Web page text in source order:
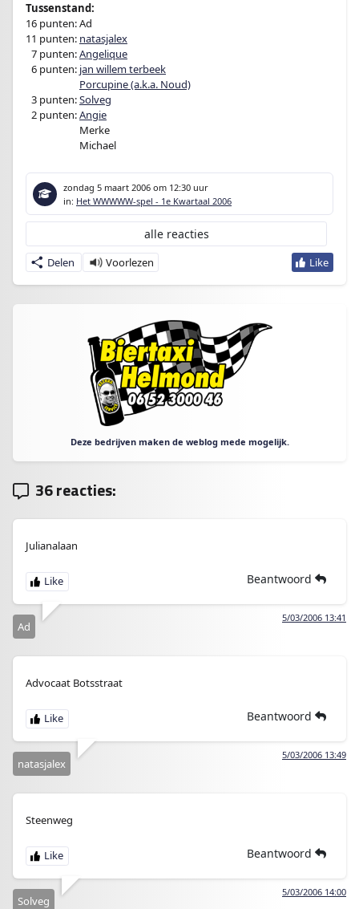
Tussenstand:
16 punten: Ad
11 punten: natasjalex
7 punten:Angelique
6 punten: jan willem terbeek
Porcupine (a.k.a. Noud)
3 punten:Solveg
2 punten:Angie
Merke
Michael
zondag 5 maart 2006 om 12:30 uur
in: Het WWWWW-spel - 1e Kwartaal 2006
Delen
alle reacties
Deze bedrijven maken de weblog mede mogelijk.
36 reacties:
Julianalaan
Beantwoord
5/03/2006 13:41
Ad
Advocaat Botsstraat
Beantwoord
5/03/2006 13:49
natasjalex
Steenweg
Beantwoord
5/03/2006 14:00
Solveg